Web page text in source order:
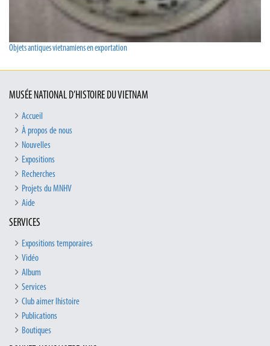
Objets antiques vietnamiens en exportation
MUSÉE NATIONAL D’HISTOIRE DU VIETNAM
Accueil
À propos de nous
Nouvelles
Expositions
Recherches
Projets du MNHV
Aide
SERVICES
Expositions temporaires
Vidéo
Album
Services
Club aimer lhistoire
Publications
Boutiques